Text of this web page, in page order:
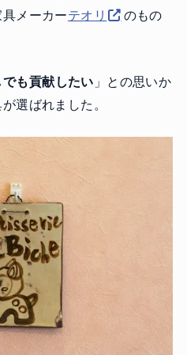
メーカーテオリ
のもの
も貢献したい 」との思いか
選ばれました。